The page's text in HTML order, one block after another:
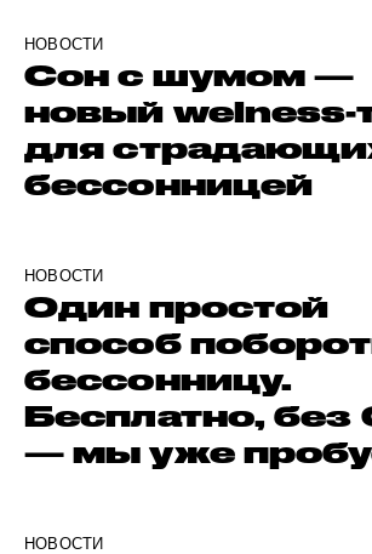
НОВОСТИ
Сон с шумом —
новый welness-
для
бессонницей
НОВОСТИ
Один простой
способ
бессонницу.
Бесплатно,
— мы уже
НОВОСТИ